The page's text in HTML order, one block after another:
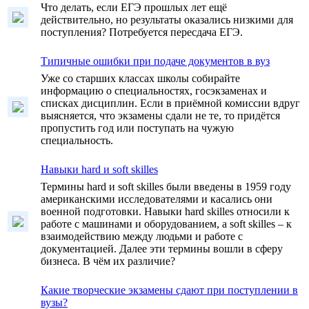
Что делать, если ЕГЭ прошлых лет ещё
действительно, но результаты оказались низкими для
поступления? Потребуется пересдача ЕГЭ.
Типичные ошибки при подаче документов в вуз
Уже со старших классах школы собирайте
информацию о специальностях, госэкзаменах и
списках дисциплин. Если в приёмной комиссии вдруг
выясняется, что экзамены сдали не те, то придётся
пропустить год или поступать на чужую
специальность.
Навыки hard и soft skilles
Термины hard и soft skilles были введены в 1959 году
американскими исследователями и касались они
военной подготовки. Навыки hard skilles относили к
работе с машинами и оборудованием, а soft skilles – к
взаимодействию между людьми и работе с
документацией. Далее эти термины вошли в сферу
бизнеса. В чём их различие?
Какие творческие экзамены сдают при поступлении в
вузы?